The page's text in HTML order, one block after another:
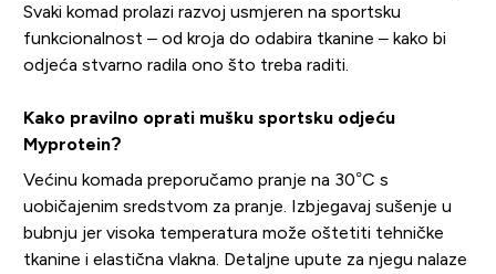
Svaki komad prolazi razvoj usmjeren na sportsku
funkcionalnost – od kroja do odabira tkanine – kako bi
odjeća stvarno radila ono što treba raditi.
Kako pravilno oprati mušku sportsku odjeću
Myprotein?
Većinu komada preporučamo pranje na 30°C s
uobičajenim sredstvom za pranje. Izbjegavaj sušenje u
bubnju jer visoka temperatura može oštetiti tehničke
tkanine i elastična vlakna. Detaljne upute za njegu nalaze